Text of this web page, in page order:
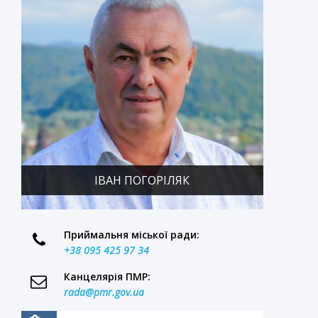
ІВАН ПОГОРІЛЯК
Приймальня міської ради:
+38 095 425 97 34
Канцелярія ПМР:
rada@pmr.gov.ua